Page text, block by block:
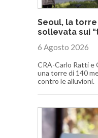
Seoul, la
sollevata sui
6 Agosto 2026
CRA-Carlo Ratti e
una torre di 140
contro le alluvioni.